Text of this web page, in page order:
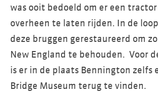
was ooit bedoeld om er een
overheen te laten rijden. In de
deze bruggen gerestaureerd om
New England te behouden. Voor
is er in de plaats Bennington zelfs
Bridge Museum terug te vinden.